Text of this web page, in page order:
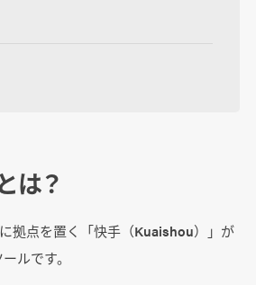
は？
拠点を置く「快手（Kuaishou）」が
ルです。